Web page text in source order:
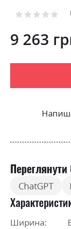
the
gallery
Рейтинг:
9 263
ChatGPT
Ширина: